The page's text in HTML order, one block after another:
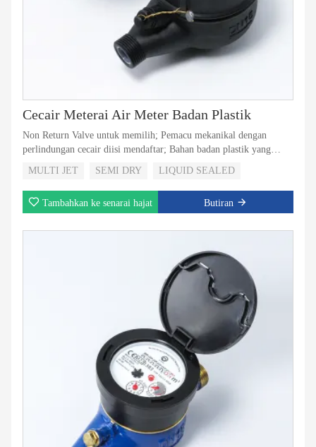
Cecair Meterai Air Meter Badan Plastik
Non Return Valve untuk memilih; Pemacu mekanikal dengan
perlindungan cecair diisi mendaftar; Bahan badan plastik yang
MULTI JET SEMI DRY LIQUID SEALED
Tambahkan ke senarai hajat Butiran